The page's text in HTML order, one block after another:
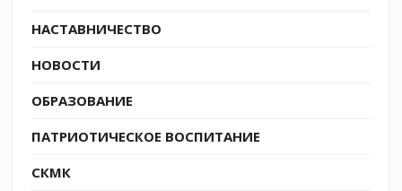
НАСТАВНИЧЕСТВО
НОВОСТИ
ОБРАЗОВАНИЕ
ПАТРИОТИЧЕСКОЕ ВОСПИТАНИЕ
СКМК